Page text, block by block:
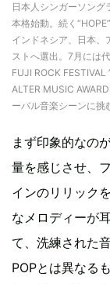
日本人シンガーソン
本格始動。続く
インドネシア、日本、
ストへ選出。7月には
FUJI ROCK
ALTER MUSIC
ーバル音楽シーンに挑
まず印象的なの
量を感じさせ、
インのリリック
なメロディーが
て、洗練された
POPとは異なる